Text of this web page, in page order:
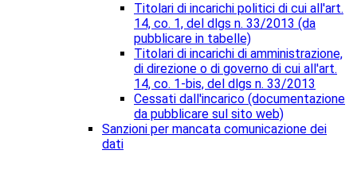
Titolari di incarichi politici di cui all'art.
14, co. 1, del dlgs n. 33/2013 (da
pubblicare in tabelle)
Titolari di incarichi di amministrazione,
di direzione o di governo di cui all'art.
14, co. 1-bis, del dlgs n. 33/2013
Cessati dall'incarico (documentazione
da pubblicare sul sito web)
Sanzioni per mancata comunicazione dei
dati